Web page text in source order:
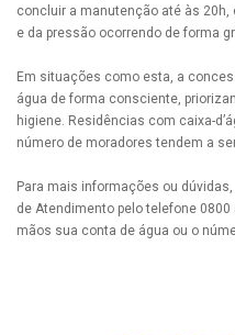
concluir a manutenção até às
e da pressão ocorrendo de forma
Em situações como esta, a
água de forma consciente,
higiene. Residências com caixa-
número de moradores tendem a
Para mais informações ou
de Atendimento pelo telefone 0800
mãos sua conta de água ou o